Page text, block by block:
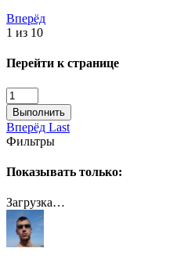
Вперёд
1 из 10
Перейти к странице
Выполнить
Вперёд Last
Фильтры
Показывать только:
Загрузка…